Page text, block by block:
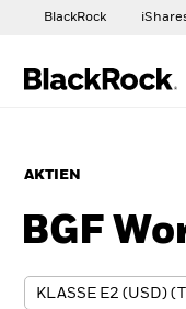
BlackRock
AKTIEN
BGF